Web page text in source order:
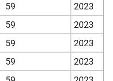
59
2023
59
2023
59
2023
59
2023